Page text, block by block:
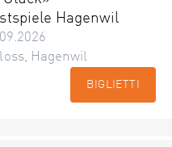
Hagenwil
Hagenwil
BIGLIETTI